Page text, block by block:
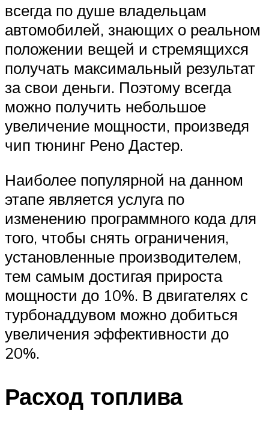
всегда по душе владельцам
автомобилей, знающих о реальном
положении вещей и стремящихся
получать максимальный результат
за свои деньги. Поэтому всегда
можно получить небольшое
увеличение мощности, произведя
чип тюнинг Рено Дастер.
Наиболее популярной на данном
этапе является услуга по
изменению программного кода для
того, чтобы снять ограничения,
установленные производителем,
тем самым достигая прироста
мощности до 10%. В двигателях с
турбонаддувом можно добиться
увеличения эффективности до
20%.
Расход топлива